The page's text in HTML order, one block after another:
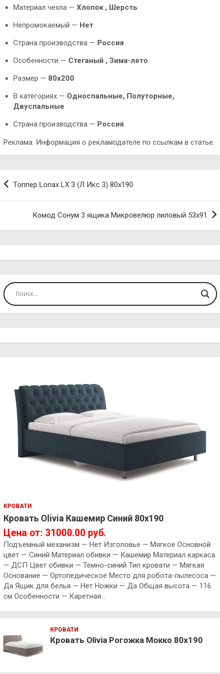
Материал чехла — Хлопок , Шерсть
Непромокаемый — Нет
Страна производства — Россия
Особенности — Стеганый , Зима-лето
Размер — 80х200
В категориях — Односпальные, Полуторные,
Двуспальные
Страна производства — Россия
Реклама. Информация о рекламодателе по ссылкам в статье.
Топпер Lonax LX 3 (Л Икс 3) 80х190
Комод Сонум 3 ящика Микровелюр лиловый 53х91
КРОВАТИ
Кровать Olivia Кашемир Синий 80х190
Цена от: 31000.00 руб.
Подъемный механизм — Нет Изголовье — Мягкое Основной
цвет — Синий Материал обивки — Кашемир Материал каркаса
— ДСП Цвет обивки — Темно-синий Тип кровати — Мягкая
Основание — Ортопедическое Место для робота-пылесоса —
Да Ящик для белья — Нет Ножки — Да Общая высота — 116
см Особенности — Каретная…
КРОВАТИ
Кровать Olivia Рогожка Мокко 80х190